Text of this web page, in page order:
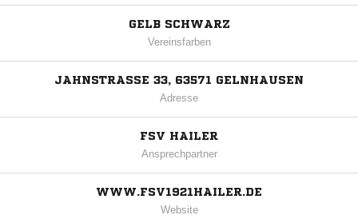
GELB SCHWARZ
Vereinsfarben
JAHNSTRASSE 33, 63571 GELNHAUSEN
Adresse
FSV HAILER
Ansprechpartner
WWW.FSV1921HAILER.DE
Website